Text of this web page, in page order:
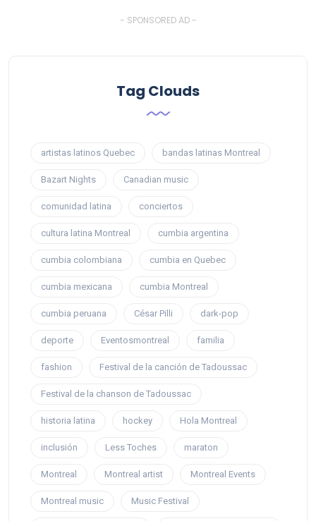
- SPONSORED AD -
Tag Clouds
artistas latinos Quebec bandas latinas Montreal
Bazart Nights Canadian music
comunidad latina conciertos
cultura latina Montreal cumbia argentina
cumbia colombiana cumbia en Quebec
cumbia mexicana cumbia Montreal
cumbia peruana César Pilli dark-pop
deporte Eventosmontreal familia
fashion Festival de la canción de Tadoussac
Festival de la chanson de Tadoussac
historia latina hockey Hola Montreal
inclusión Less Toches maraton
Montreal Montreal artist Montreal Events
Montreal music Music Festival